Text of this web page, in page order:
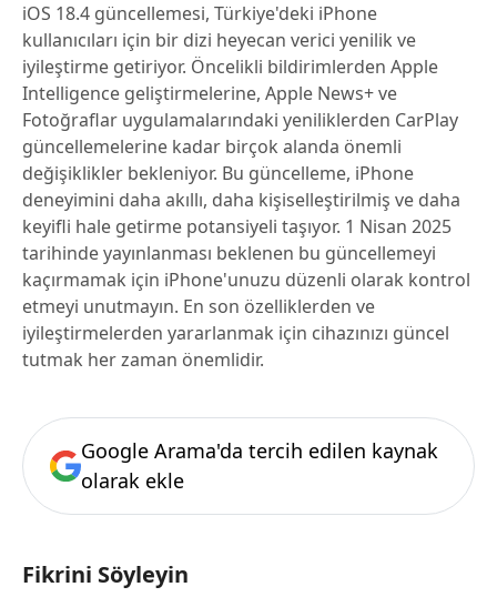
iOS 18.4 güncellemesi, Türkiye'deki iPhone
kullanıcıları için bir dizi heyecan verici yenilik ve
iyileştirme getiriyor. Öncelikli bildirimlerden Apple
Intelligence geliştirmelerine, Apple News+ ve
Fotoğraflar uygulamalarındaki yeniliklerden CarPlay
güncellemelerine kadar birçok alanda önemli
değişiklikler bekleniyor. Bu güncelleme, iPhone
deneyimini daha akıllı, daha kişiselleştirilmiş ve daha
keyifli hale getirme potansiyeli taşıyor. 1 Nisan 2025
tarihinde yayınlanması beklenen bu güncellemeyi
kaçırmamak için iPhone'unuzu düzenli olarak kontrol
etmeyi unutmayın. En son özelliklerden ve
iyileştirmelerden yararlanmak için cihazınızı güncel
tutmak her zaman önemlidir.
Google Arama'da tercih edilen kaynak
olarak ekle
Fikrini Söyleyin